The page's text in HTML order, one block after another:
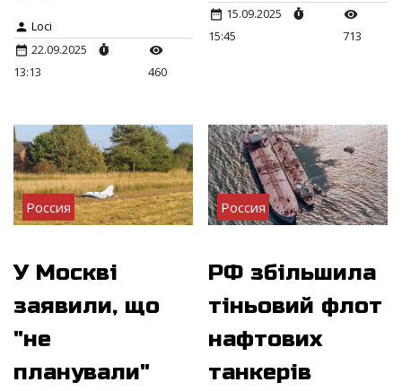
Loci
22.09.2025
13:13
460
15.09.2025
15:45
713
Россия
У Москві
заявили, що
"не
планували"
Россия
РФ збільшила
тіньовий флот
нафтових
танкерів